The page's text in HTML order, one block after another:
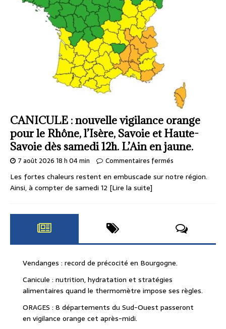
CANICULE : nouvelle vigilance orange
pour le Rhône, l’Isère, Savoie et Haute-
Savoie dès samedi 12h. L’Ain en jaune.
7 août 2026 18 h 04 min Commentaires fermés
Les fortes chaleurs restent en embuscade sur notre région.
Ainsi, à compter de samedi 12 [Lire la suite]
Vendanges : record de précocité en Bourgogne.
Canicule : nutrition, hydratation et stratégies
alimentaires quand le thermomètre impose ses règles.
ORAGES : 8 départements du Sud-Ouest passeront
en vigilance orange cet après-midi.